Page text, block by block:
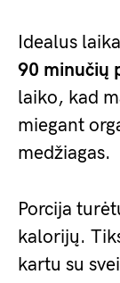
Idealus
90 minučių
laiko, kad
miegant
medžiagas.
Porcija
kalorijų.
kartu su